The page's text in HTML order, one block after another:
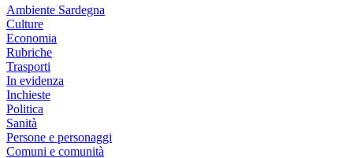
Ambiente Sardegna
Culture
Economia
Rubriche
Trasporti
In evidenza
Inchieste
Politica
Sanità
Persone e personaggi
Comuni e comunità